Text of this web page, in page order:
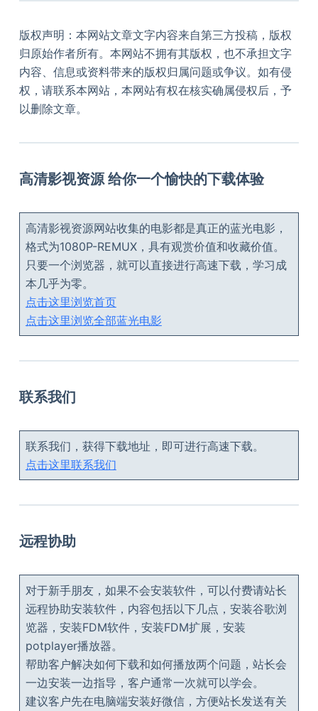
版权声明：本网站文章文字内容来自第三方投稿，版权
归原始作者所有。本网站不拥有其版权，也不承担文字
内容、信息或资料带来的版权归属问题或争议。如有侵
权，请联系本网站，本网站有权在核实确属侵权后，予
以删除文章。
高清影视资源 给你一个愉快的下载体验
高清影视资源网站收集的电影都是真正的蓝光电影，
格式为1080P-REMUX，具有观赏价值和收藏价值。
只要一个浏览器，就可以直接进行高速下载，学习成
本几乎为零。
点击这里浏览首页
点击这里浏览全部蓝光电影
联系我们
联系我们，获得下载地址，即可进行高速下载。
点击这里联系我们
远程协助
对于新手朋友，如果不会安装软件，可以付费请站长
远程协助安装软件，内容包括以下几点，安装谷歌浏
览器，安装FDM软件，安装FDM扩展，安装
potplayer播放器。
帮助客户解决如何下载和如何播放两个问题，站长会
一边安装一边指导，客户通常一次就可以学会。
建议客户先在电脑端安装好微信，方便站长发送有关